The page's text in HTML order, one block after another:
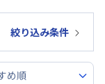
絞り込み条件